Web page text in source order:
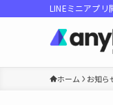
LINEミニアプリ
ホーム お知ら